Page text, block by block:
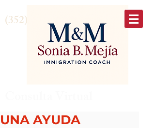
(352) 875-6645
UNA AYUDA